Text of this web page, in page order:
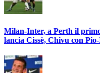
Milan-Inter, a Perth il
lancia Cissè, Chivu con